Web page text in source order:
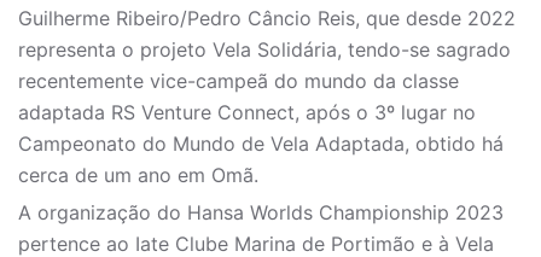
Guilherme Ribeiro/Pedro Câncio Reis, que desde 2022
representa o projeto Vela Solidária, tendo-se sagrado
recentemente vice-campeã do mundo da classe
adaptada RS Venture Connect, após o 3º lugar no
Campeonato do Mundo de Vela Adaptada, obtido há
cerca de um ano em Omã.
A organização do Hansa Worlds Championship 2023
pertence ao Iate Clube Marina de Portimão e à Vela